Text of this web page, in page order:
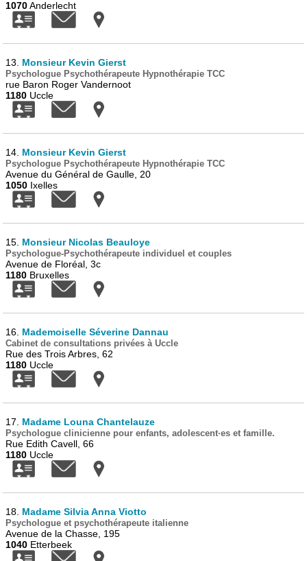
1070Anderlecht
13. Monsieur Kevin Gierst
Psychologue Psychothérapeute Hypnothérapie TCC
rue Baron Roger Vandernoot
1180 Uccle
14. Monsieur Kevin Gierst
Psychologue Psychothérapeute Hypnothérapie TCC
Avenue du Général de Gaulle, 20
1050 Ixelles
15. Monsieur Nicolas Beauloye
Psychologue-Psychothérapeute individuel et couples
Avenue de Floréal, 3c
1180 Bruxelles
16. Mademoiselle Séverine Dannau
Cabinet de consultations privées à Uccle
Rue des Trois Arbres, 62
1180 Uccle
17. Madame Louna Chantelauze
Psychologue clinicienne pour enfants, adolescent·es et famille.
Rue Edith Cavell, 66
1180 Uccle
18. Madame Silvia Anna Viotto
Psychologue et psychothérapeute italienne
Avenue de la Chasse, 195
1040 Etterbeek